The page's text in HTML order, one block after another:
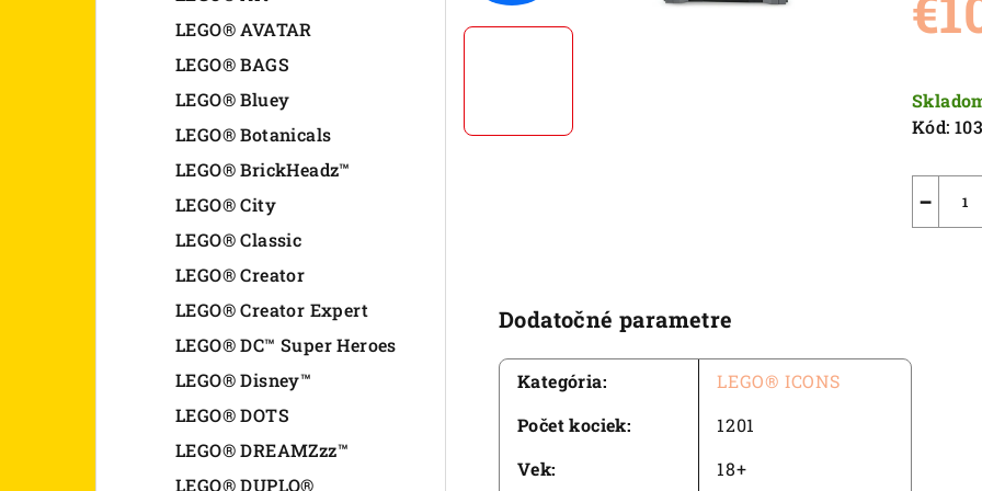
LEGO® AVATAR
LEGO® BAGS
LEGO® Bluey
LEGO® Botanicals
LEGO® BrickHeadz™
LEGO® City
LEGO® Classic
LEGO® Creator
LEGO® Creator Expert
LEGO® DC™ Super Heroes
LEGO® Disney™
LEGO® DOTS
LEGO® DREAMZzz™
LEGO® DUPLO®
z
cena:
Kód:
−
Dodatočné parametre
Kategória:
LEGO® ICONS
Počet kociek:
1201
Vek:
18+